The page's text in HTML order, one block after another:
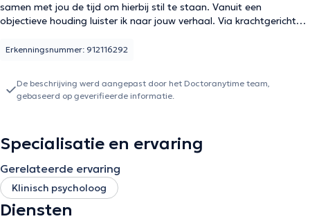
samen met jou de tijd om hierbij stil te staan. Vanuit een
objectieve houding luister ik naar jouw verhaal. Via krachtgerichte
technieken tracht ik jou een boost te geven om jouw eigen
omgeving van een groepspraktijk biedt ruimte en rust waardoor
stil gestaan wordt bij zowel de problemen als de mogelijkheden.
op maat van de cliënt. Tijdens deze sessies wordt gewerkt volgens
begeleidingsvorm met sterke focus op kwaliteiten, vaardigheden
en waarden die ook ruimte geeft om moeilijke en pijnlijke
onderwerpen bespreekbaar te maken. volgende onderwerpen
kunnen zeker aan bod komen: stress, spanning, omgaan met
Erkenningsnummer: 912116292
De beschrijving werd aangepast door het Doctoranytime team,
gebaseerd op geverifieerde informatie.
Specialisatie en ervaring
Gerelateerde ervaring
Klinisch psycholoog
Diensten